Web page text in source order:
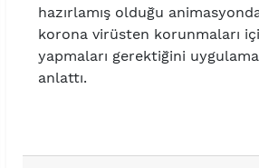
hazırlamış olduğu
korona virüsten korunmaları
yapmaları gerektiğini
anlattı.